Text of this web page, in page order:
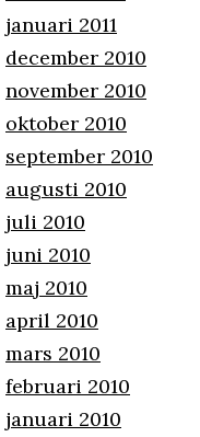
januari 2011
december 2010
november 2010
oktober 2010
september 2010
augusti 2010
juli 2010
juni 2010
maj 2010
april 2010
mars 2010
februari 2010
januari 2010